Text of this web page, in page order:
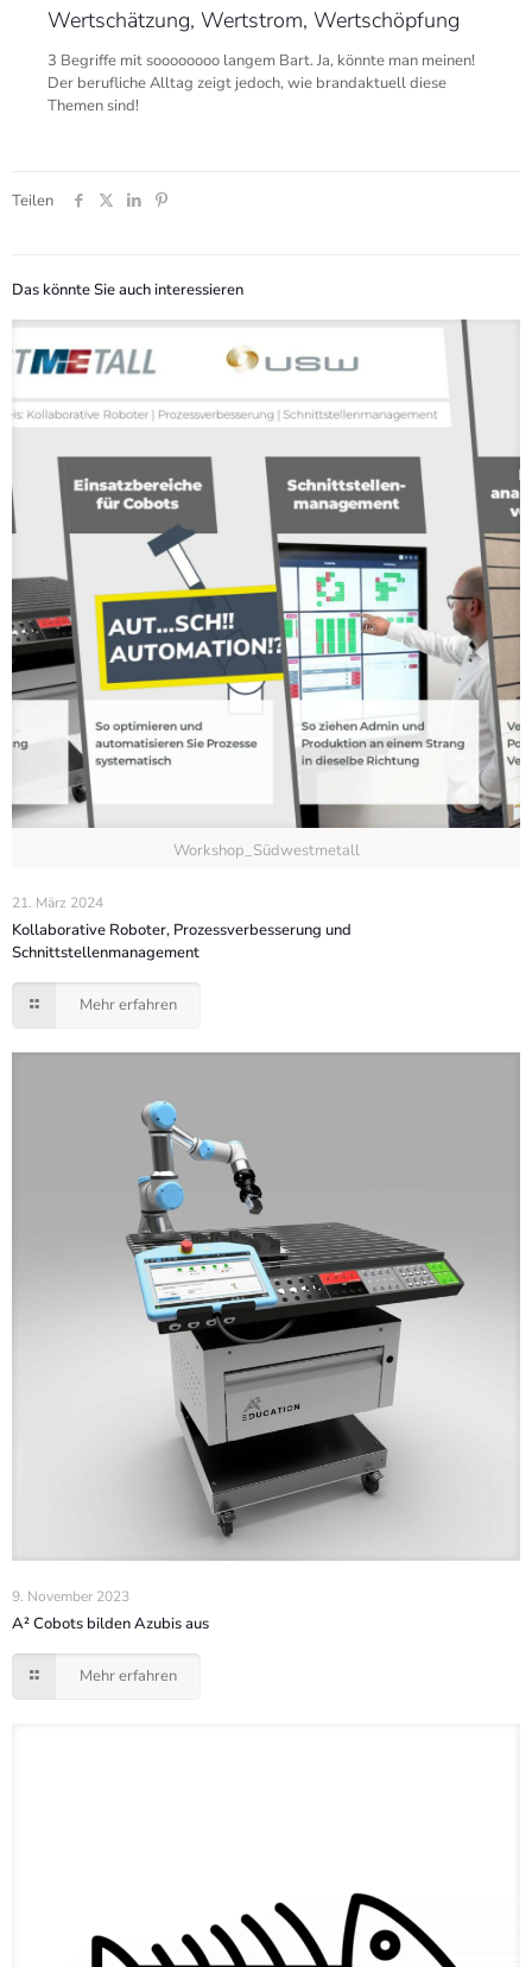
Wertschätzung, Wertstrom, Wertschöpfung
3 Begriffe mit soooooooo langem Bart. Ja, könnte man meinen!
Der berufliche Alltag zeigt jedoch, wie brandaktuell diese
Themen sind!
Teilen
Das könnte Sie auch interessieren
Workshop_Südwestmetall
21. März 2024
Kollaborative Roboter, Prozessverbesserung und
Schnittstellenmanagement
Mehr erfahren
9. November 2023
A² Cobots bilden Azubis aus
Mehr erfahren